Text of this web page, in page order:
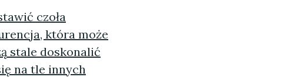
czoła
która może
stale doskonalić
na tle innych